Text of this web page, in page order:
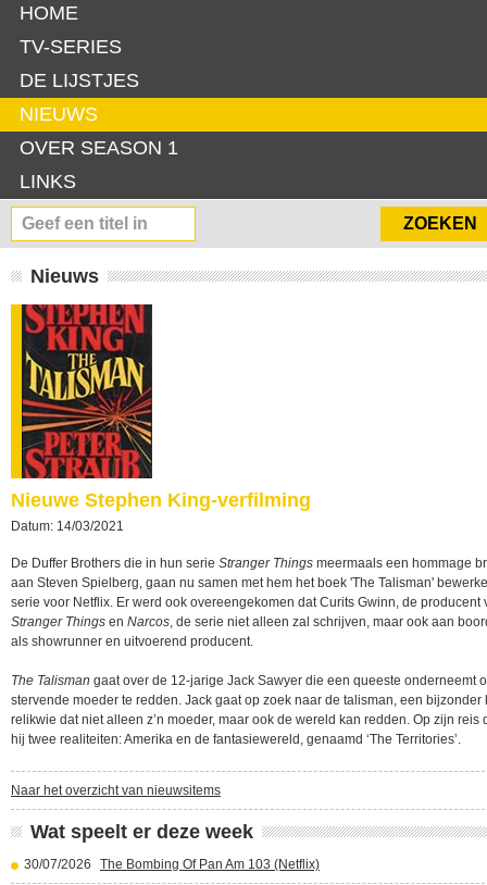
HOME
TV-SERIES
DE LIJSTJES
NIEUWS
OVER SEASON 1
LINKS
Nieuws
Nieuwe Stephen King-verfilming
Datum: 14/03/2021
De Duffer Brothers die in hun serie Stranger Things meermaals een hommage
aan Steven Spielberg, gaan nu samen met hem het boek 'The Talisman'
serie voor Netflix. Er werd ook overeengekomen dat Curits Gwinn, de producent
Stranger Things en Narcos, de serie niet alleen zal schrijven, maar ook aan
als showrunner en uitvoerend producent.
The Talisman gaat over de 12-jarige Jack Sawyer die een queeste onderneemt
stervende moeder te redden. Jack gaat op zoek naar de talisman, een bijzonder
relikwie dat niet alleen z’n moeder, maar ook de wereld kan redden. Op zijn reis
hij twee realiteiten: Amerika en de fantasiewereld, genaamd ‘The Territories’.
Naar het overzicht van nieuwsitems
Wat speelt er deze week
30/07/2026 The Bombing Of Pan Am 103 (Netflix)